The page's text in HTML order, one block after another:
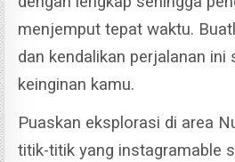
menjemput tepat waktu.
dan kendalikan perjalanan ini
keinginan kamu.
Puaskan eksplorasi di area
titik-titik yang instagramable